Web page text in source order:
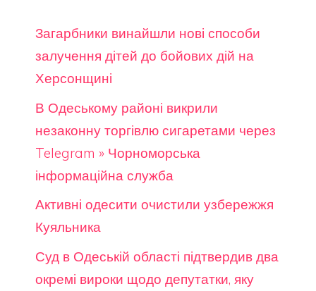
Загарбники винайшли нові способи
залучення дітей до бойових дій на
Херсонщині
В Одеському районі викрили
незаконну торгівлю сигаретами через
Telegram » Чорноморська
інформаційна служба
Активні одесити очистили узбережжя
Куяльника
Суд в Одеській області підтвердив два
окремі вироки щодо депутатки, яку